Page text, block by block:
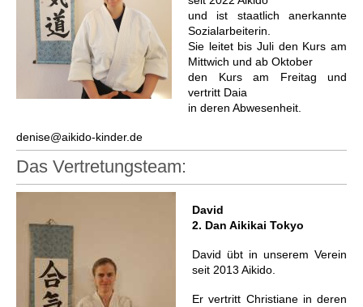
und ist staatlich anerkannte
Sozialarbeiterin.
Sie leitet bis Juli den Kurs am
Mittwich und ab Oktober
den Kurs am Freitag und
vertritt Daia
in deren Abwesenheit.
denise@aikido-kinder.de
Das Vertretungsteam:
David
2. Dan Aikikai Tokyo
David übt in unserem Verein
seit 2013 Aikido.
Er vertritt Christiane in deren